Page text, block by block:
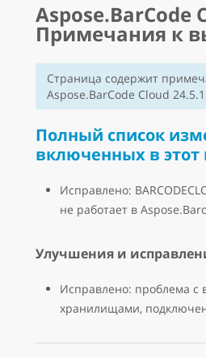
Aspose.BarCode
Примечания к
Страница содержит
Aspose.BarCode Cloud
Полный список
включенных в этот
Исправлено:
не работает в
Улучшения и
Исправлено: проблема с
хранилищами,